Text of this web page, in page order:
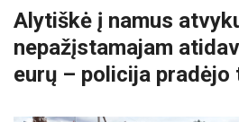
Alytiškė į namus
nepažįstamajam
eurų – policija pradėjo